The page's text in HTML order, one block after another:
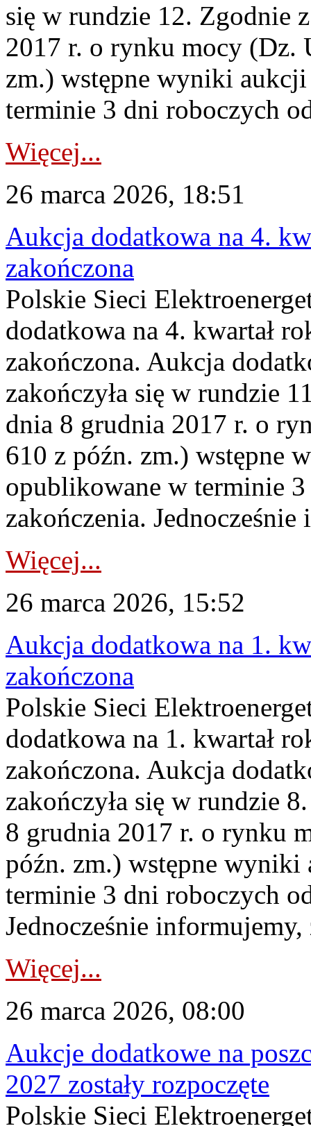
się w rundzie 12. Zgodnie
2017 r. o rynku mocy (Dz.
zm.) wstępne wyniki
terminie 3 dni roboczych
Więcej...
26 marca 2026, 18:51
Aukcja dodatkowa na 4.
zakończona
Polskie Sieci
dodatkowa na 4. kwartał
zakończona. Aukcja
zakończyła się w rundzie
dnia 8 grudnia 2017 r. o
610 z późn. zm.) wstępne
opublikowane w terminie
zakończenia.
Więcej...
26 marca 2026, 15:52
Aukcja dodatkowa na 1.
zakończona
Polskie Sieci
dodatkowa na 1. kwartał
zakończona. Aukcja
zakończyła się w rundzie
8 grudnia 2017 r. o rynku
późn. zm.) wstępne
terminie 3 dni roboczych
Jednocześnie informujemy,
Więcej...
26 marca 2026, 08:00
Aukcje dodatkowe na
2027 zostały rozpoczęte
Polskie Sieci